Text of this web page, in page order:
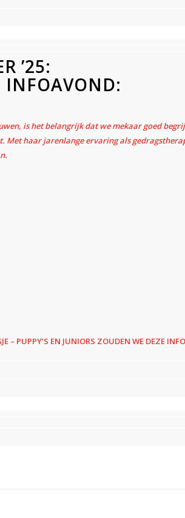
’25:
INFOAVOND:
is het belangrijk dat we mekaar goed
haar jarenlange ervaring als
– PUPPY’S EN JUNIORS ZOUDEN WE DEZE